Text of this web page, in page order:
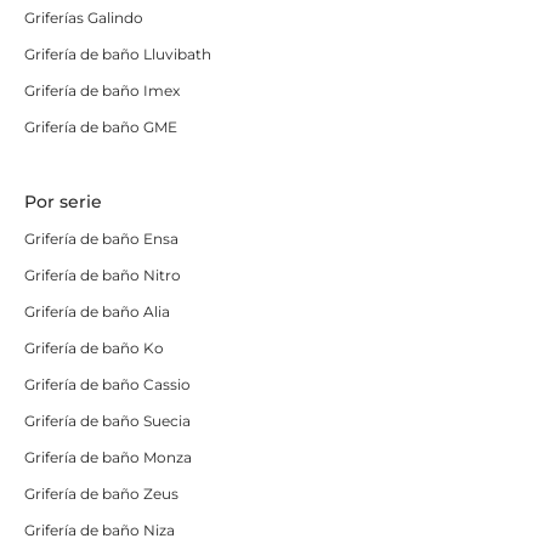
Grifos de ducha
Puedes comprar grifos de ducha a precio increíble
gracias a nuestro catálogo. Contamos con modelos de
también tratamos de ajustar el precio lo máximo
posible.
Queremos que consigas el baño que siempre deseaste
a través deproductos de calidad, gran variedad y
precios de lo más ajustados.
Conjuntos de ducha
Las columnas de ducha se han convertido en una pieza
clave de los catálogos de los grifos de baño. Son
estéticas, funcionales, suelen tener dos difusores que
nos ayudan a relajarnos y asearnos y están disponibles
Griferías Galindo
Grifería de baño Lluvibath
Grifería de baño Imex
Grifería de baño GME
Por serie
Grifería de baño Ensa
Grifería de baño Nitro
Grifería de baño Alia
Grifería de baño Ko
Grifería de baño Cassio
Grifería de baño Suecia
Grifería de baño Monza
Grifería de baño Zeus
Grifería de baño Niza